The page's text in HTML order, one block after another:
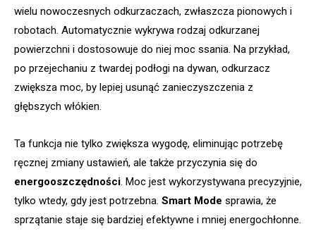
wielu nowoczesnych odkurzaczach, zwłaszcza pionowych i
robotach. Automatycznie wykrywa rodzaj odkurzanej
powierzchni i dostosowuje do niej moc ssania. Na przykład,
po przejechaniu z twardej podłogi na dywan, odkurzacz
zwiększa moc, by lepiej usunąć zanieczyszczenia z
głębszych włókien.
Ta funkcja nie tylko zwiększa wygodę, eliminując potrzebę
ręcznej zmiany ustawień, ale także przyczynia się do
energooszczędności. Moc jest wykorzystywana precyzyjnie,
tylko wtedy, gdy jest potrzebna. Smart Mode sprawia, że
sprzątanie staje się bardziej efektywne i mniej energochłonne.